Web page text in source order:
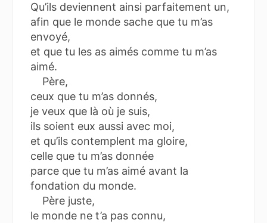
Qu’ils deviennent ainsi parfaitement un,
afin que le monde sache que tu m’as
envoyé,
et que tu les as aimés comme tu m’as
aimé.
Père,
ceux que tu m’as donnés,
je veux que là où je suis,
ils soient eux aussi avec moi,
et qu’ils contemplent ma gloire,
celle que tu m’as donnée
parce que tu m’as aimé avant la
fondation du monde.
Père juste,
le monde ne t’a pas connu,